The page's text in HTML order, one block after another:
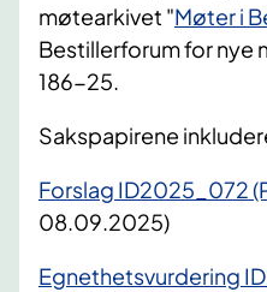
møtearkivet "Møter i
Bestillerforum for nye
186-25.
Sakspapirene
Forslag ID2025_072
08.09.2025)
Egnethetsvurdering